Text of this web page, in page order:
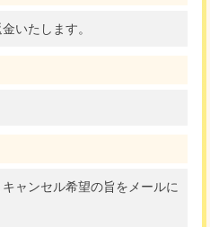
いたします。
ャンセル希望の旨をメールに